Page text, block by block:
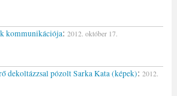
kommunikációja: 2012. október 17.
dekoltázzsal pózolt Sarka Kata (képek): 2012.